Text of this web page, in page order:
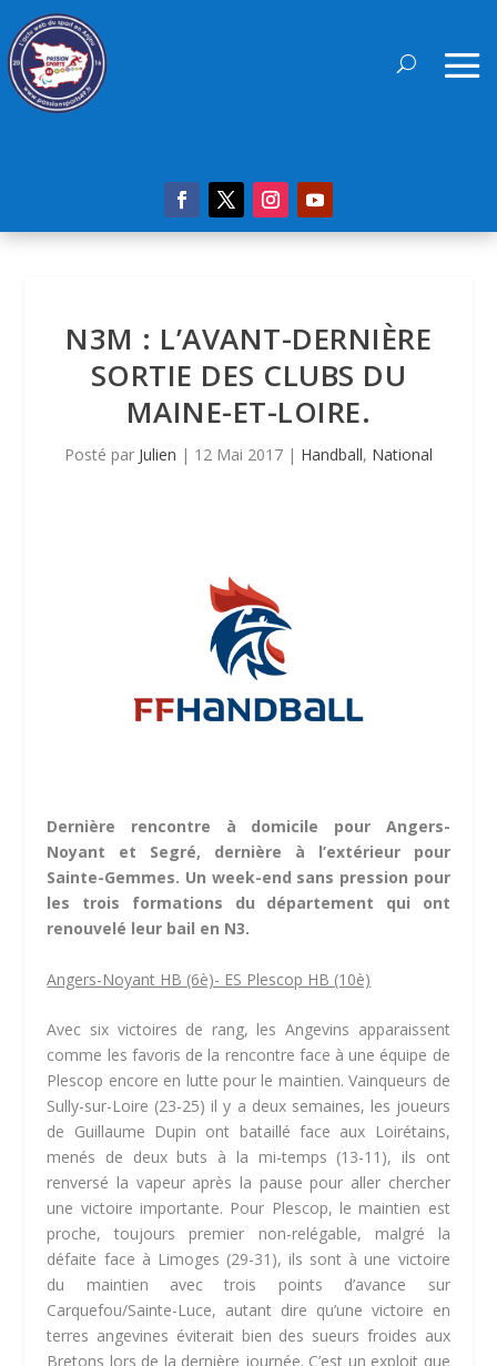
N3M : L’AVANT-DERNIÈRE
SORTIE DES CLUBS DU
MAINE-ET-LOIRE.
Posté par Julien | 12 Mai 2017 | Handball, National
Dernière rencontre à domicile pour Angers-
Noyant et Segré, dernière à l’extérieur pour
Sainte-Gemmes. Un week-end sans pression pour
les trois formations du département qui ont
renouvelé leur bail en N3.
Angers-Noyant HB (6è)- ES Plescop HB (10è)
Avec six victoires de rang, les Angevins apparaissent
comme les favoris de la rencontre face à une équipe de
Plescop encore en lutte pour le maintien. Vainqueurs de
Sully-sur-Loire (23-25) il y a deux semaines, les joueurs
de Guillaume Dupin ont bataillé face aux Loirétains,
menés de deux buts à la mi-temps (13-11), ils ont
renversé la vapeur après la pause pour aller chercher
une victoire importante. Pour Plescop, le maintien est
proche, toujours premier non-relégable, malgré la
défaite face à Limoges (29-31), ils sont à une victoire
du maintien avec trois points d’avance sur
Carquefou/Sainte-Luce, autant dire qu’une victoire en
terres angevines éviterait bien des sueurs froides aux
Bretons lors de la dernière journée. C’est un exploit que